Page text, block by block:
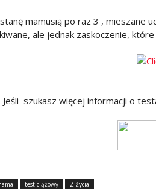
mamusią po raz 3 , mieszane
ale jednak zaskoczenie,
Jeśli szukasz więcej informacji o
test ciążowy Z życia